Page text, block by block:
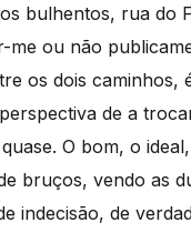
bulhentos, rua do
me ou não
os dois caminhos,
de a
O bom, o
bruços, vendo as
indecisão, de